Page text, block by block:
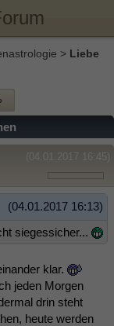
> Liebe
(04.01.2017 16:45)
(04.01.2017 16:13)
siegessicher...
klar.
jeden Morgen
drin steht
heute werden